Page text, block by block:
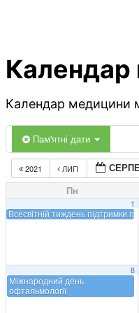
Календар медицини
Пам'ятні дати
2021 ЛИП
Пн
1
Всесвітній тиждень підтримки
8
Міжнародний день
офтальмології